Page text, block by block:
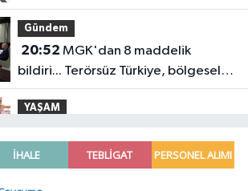
yatırımı
Gündem
20:52
bildiri... Terörsüz Türkiye, bölgesel
güvenlik ve Gazze mesajı
YAŞAM
gemi